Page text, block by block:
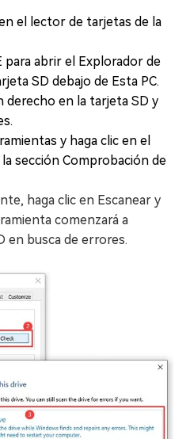
el lector de tarjetas de la
para abrir el Explorador de
SD debajo de Esta PC.
derecho en la tarjeta SD y
y haga clic en el
sección Comprobación de
haga clic en Escanear y
comenzará a
en busca de errores.